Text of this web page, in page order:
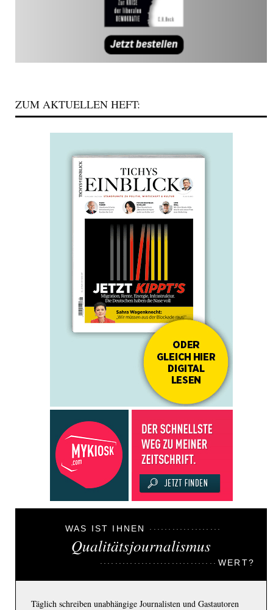
ZUM AKTUELLEN HEFT:
WAS IST IHNEN
Qualitätsjournalismus
WERT?
Täglich schreiben unabhängige Journalisten und Gastautoren